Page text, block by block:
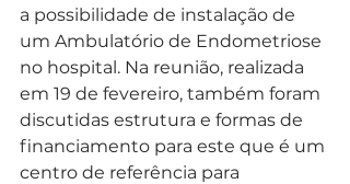
a possibilidade de instalação de
um Ambulatório de Endometriose
no hospital. Na reunião, realizada
em 19 de fevereiro, também foram
discutidas estrutura e formas de
financiamento para este que é um
centro de referência para